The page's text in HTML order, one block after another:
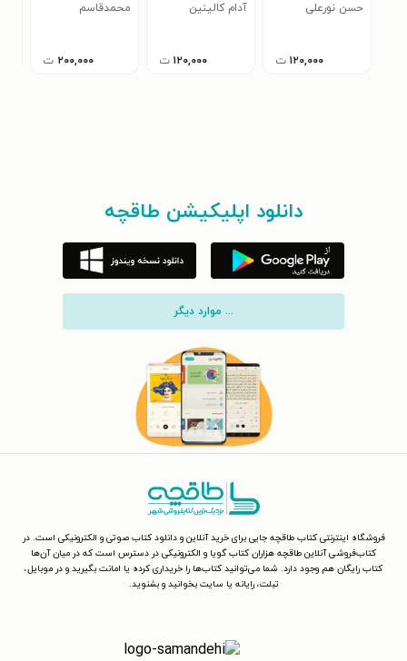
حسن نورعلی
۱۲۰,۰۰۰ ت
ورزشی
آدام کالینین
۱۲۰,۰۰۰ ت
محمدقاسم
۲۰۰,۰۰۰ ت
دانلود اپلیکیشن طاقچه
... موارد دیگر
فروشگاه اینترنتی کتاب طاقچه جایی برای خرید آنلاین و دانلود کتاب صوتی و الکترونیکی است. در
کتاب‌فروشی آنلاین طاقچه هزاران کتاب گویا و الکترونیکی در دسترس است که در میان آن‌ها
کتاب رایگان هم وجود دارد. شما می‌توانید کتاب‌ها را خریداری کرده یا امانت بگیرید و در موبایل،
تبلت، رایانه یا سایت بخوانید و بشنوید.